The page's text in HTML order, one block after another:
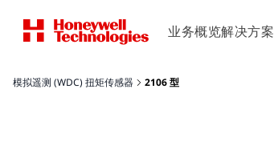
业务概览解决方案
模拟遥测 (WDC) 扭矩传感器 2106 型